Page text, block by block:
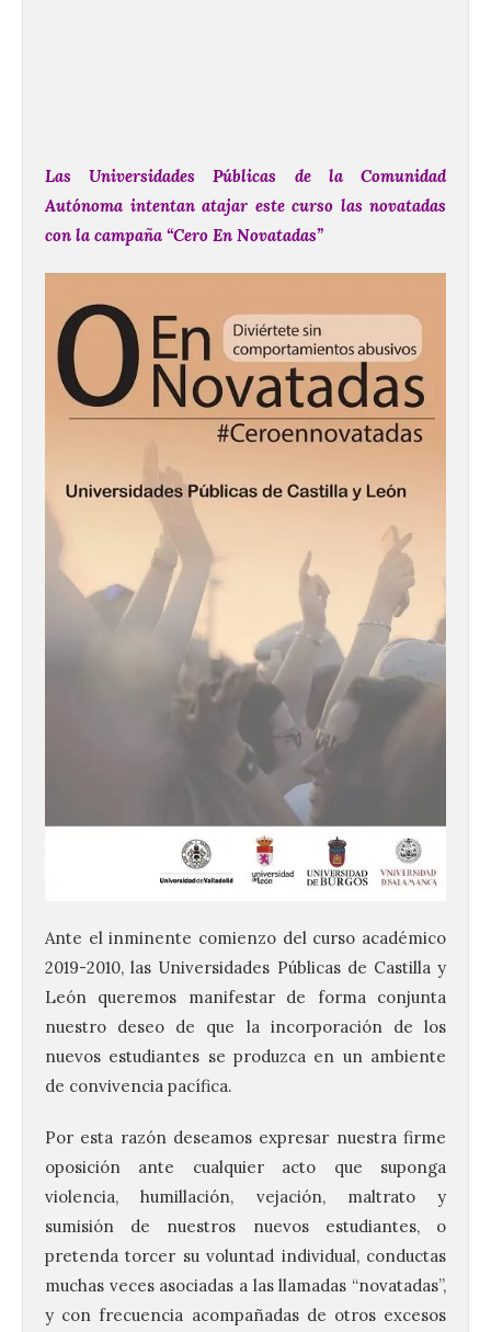
Las Universidades Públicas de la Comunidad
Autónoma intentan atajar este curso las novatadas
con la campaña “Cero En Novatadas”
Ante el inminente comienzo del curso académico
2019-2010, las Universidades Públicas de Castilla y
León queremos manifestar de forma conjunta
nuestro deseo de que la incorporación de los
nuevos estudiantes se produzca en un ambiente
de convivencia pacífica.
Por esta razón deseamos expresar nuestra firme
oposición ante cualquier acto que suponga
violencia, humillación, vejación, maltrato y
sumisión de nuestros nuevos estudiantes, o
pretenda torcer su voluntad individual, conductas
muchas veces asociadas a las llamadas “novatadas”,
y con frecuencia acompañadas de otros excesos